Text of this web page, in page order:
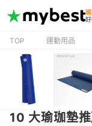
TOP 運動用品
10 大瑜珈墊